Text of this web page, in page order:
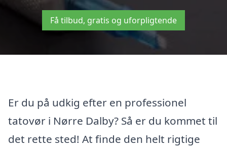
Få tilbud, gratis og uforpligtende
Er du på udkig efter en professionel
tatovør i Nørre Dalby? Så er du kommet til
det rette sted! At finde den helt rigtige